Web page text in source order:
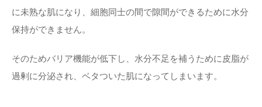
に未熟な肌になり、細胞同士の間で隙間ができるために水分
保持ができません。
そのためバリア機能が低下し、水分不足を補うために皮脂が
過剰に分泌され、ベタついた肌になってしまいます。